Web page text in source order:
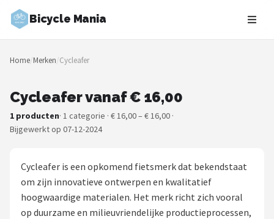
Bicycle Mania
Zoeken
NAVIGATIE
Merken
Fietsroutes
Kinderfietsen
Home/Merken/Cycleafer
Cycleafer vanaf € 16,00
1 producten· 1 categorie · € 16,00 – € 16,00 ·
Bijgewerkt op 07-12-2024
Cycleafer is een opkomend fietsmerk dat bekendstaat
om zijn innovatieve ontwerpen en kwalitatief
hoogwaardige materialen. Het merk richt zich vooral
op duurzame en milieuvriendelijke productieprocessen,